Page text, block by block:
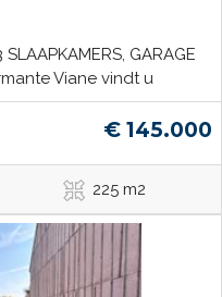
GARAGE
Viane vindt u
€ 145.000
225 m2